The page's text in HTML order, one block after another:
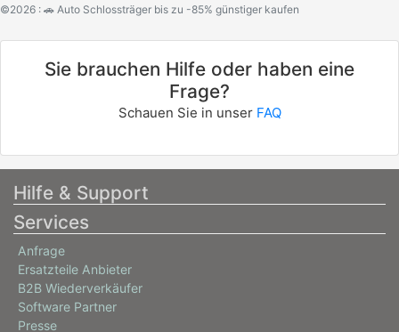
©2026 : 🚗 Auto Schlossträger bis zu -85% günstiger kaufen
Sie brauchen Hilfe oder haben eine
Frage?
Schauen Sie in unser FAQ
Hilfe & Support
Services
Anfrage
Ersatzteile Anbieter
B2B Wiederverkäufer
Software Partner
Presse